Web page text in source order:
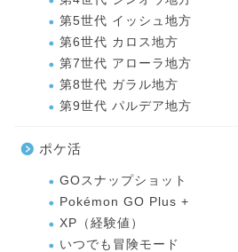
第5世代 イッシュ地方
第6世代 カロス地方
第7世代 アローラ地方
第8世代 ガラル地方
第9世代 パルデア地方
ポケ活
GOスナップショット
Pokémon GO Plus +
XP（経験値）
いつでも冒険モード